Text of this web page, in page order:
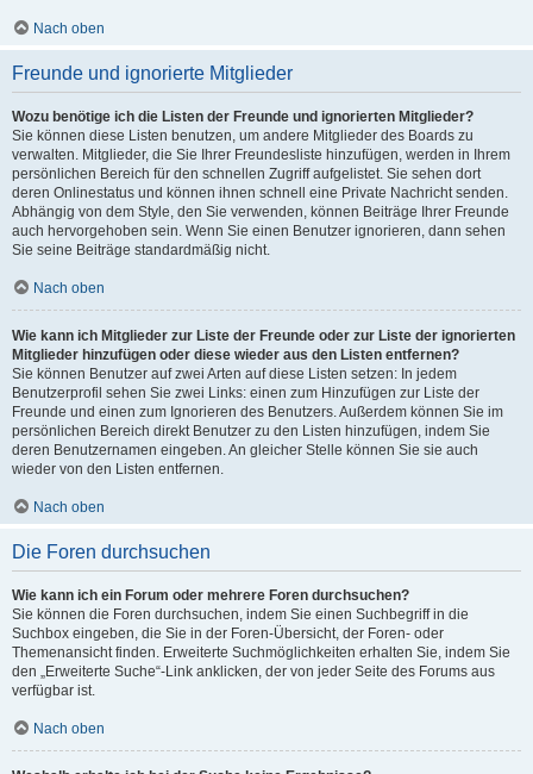
Nach oben
Freunde und ignorierte Mitglieder
Wozu benötige ich die Listen der Freunde und ignorierten Mitglieder?
Sie können diese Listen benutzen, um andere Mitglieder des Boards zu
verwalten. Mitglieder, die Sie Ihrer Freundesliste hinzufügen, werden in Ihrem
persönlichen Bereich für den schnellen Zugriff aufgelistet. Sie sehen dort
deren Onlinestatus und können ihnen schnell eine Private Nachricht senden.
Abhängig von dem Style, den Sie verwenden, können Beiträge Ihrer Freunde
auch hervorgehoben sein. Wenn Sie einen Benutzer ignorieren, dann sehen
Sie seine Beiträge standardmäßig nicht.
Nach oben
Wie kann ich Mitglieder zur Liste der Freunde oder zur Liste der ignorierten
Mitglieder hinzufügen oder diese wieder aus den Listen entfernen?
Sie können Benutzer auf zwei Arten auf diese Listen setzen: In jedem
Benutzerprofil sehen Sie zwei Links: einen zum Hinzufügen zur Liste der
Freunde und einen zum Ignorieren des Benutzers. Außerdem können Sie im
persönlichen Bereich direkt Benutzer zu den Listen hinzufügen, indem Sie
deren Benutzernamen eingeben. An gleicher Stelle können Sie sie auch
wieder von den Listen entfernen.
Nach oben
Die Foren durchsuchen
Wie kann ich ein Forum oder mehrere Foren durchsuchen?
Sie können die Foren durchsuchen, indem Sie einen Suchbegriff in die
Suchbox eingeben, die Sie in der Foren-Übersicht, der Foren- oder
Themenansicht finden. Erweiterte Suchmöglichkeiten erhalten Sie, indem Sie
den „Erweiterte Suche“-Link anklicken, der von jeder Seite des Forums aus
verfügbar ist.
Nach oben